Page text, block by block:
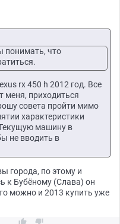
понимать, что
rx 450 h 2012 год. Все
меня, приходиться
совета пройти мимо
характеристики
машину в
не вводить в
города, по этому и
к Бубёному (Слава) он
можно и 2013 купить уже
 